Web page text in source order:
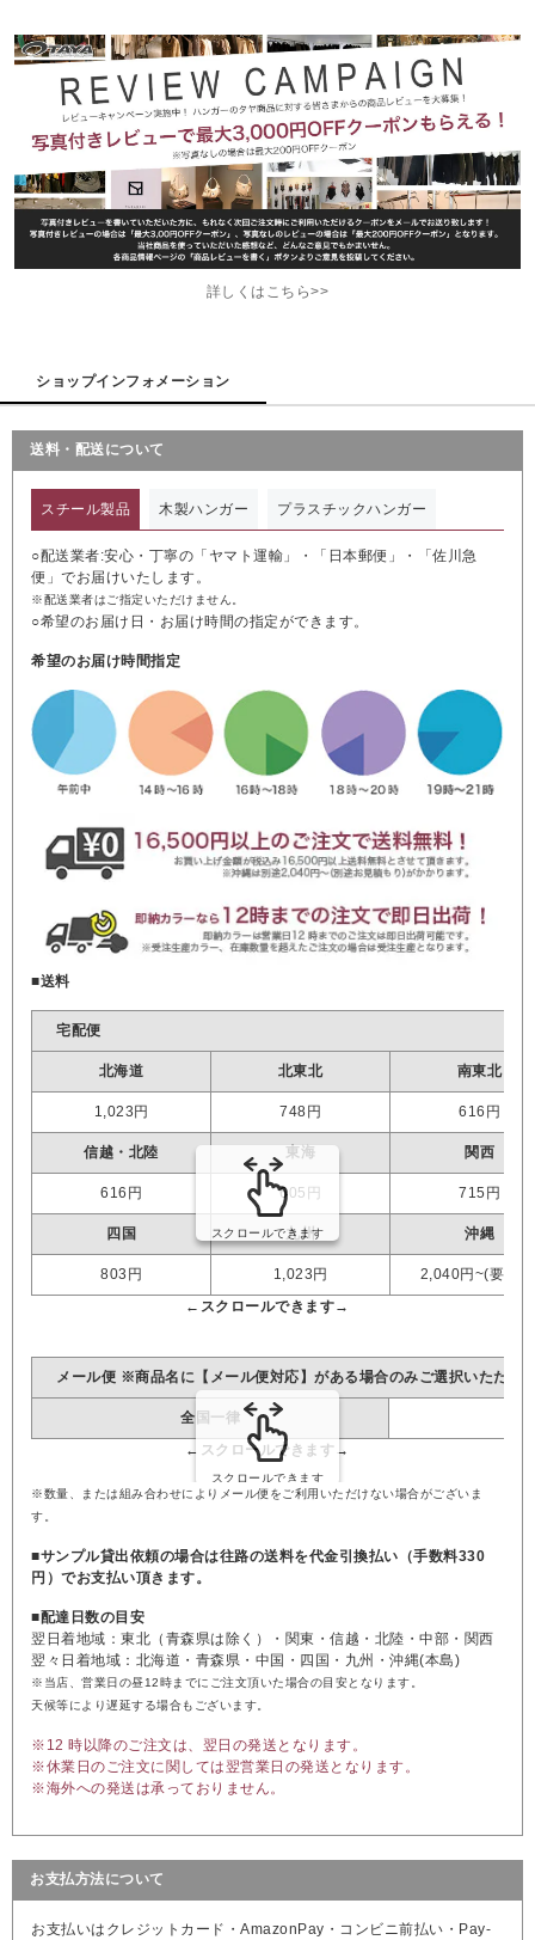
詳しくはこちら>>
ショップインフォメーション
送料・配送について
スチール製品 木製ハンガー プラスチックハンガー
○配送業者:安心・丁寧の「ヤマト運輸」・「日本郵便」・「佐川急
便」でお届けいたします。
※配送業者はご指定いただけません。
○希望のお届け日・お届け時間の指定ができます。
希望のお届け時間指定
■送料
宅配便
北海道 北東北 南東北
1,023円 748円 616円
信越・北陸 東海 関西
616円 605円 715円
四国 九州 沖縄
803円 1,023円 2,040円~(要見
メール便 ※商品名に【メール便対応】がある場合のみご選択いただけ
全国一律
※数量、または組み合わせによりメール便をご利用いただけない場合がございま
す。
■サンプル貸出依頼の場合は往路の送料を代金引換払い（手数料330
円）でお支払い頂きます。
■配達日数の目安
翌日着地域：東北（青森県は除く）・関東・信越・北陸・中部・関西
翌々日着地域：北海道・青森県・中国・四国・九州・沖縄(本島)
※当店、営業日の昼12時までにご注文頂いた場合の目安となります。
天候等により遅延する場合もございます。
※12 時以降のご注文は、翌日の発送となります。
※休業日のご注文に関しては翌営業日の発送となります。
※海外への発送は承っておりません。
お支払方法について
お支払いはクレジットカード・AmazonPay・コンビニ前払い・Pay-